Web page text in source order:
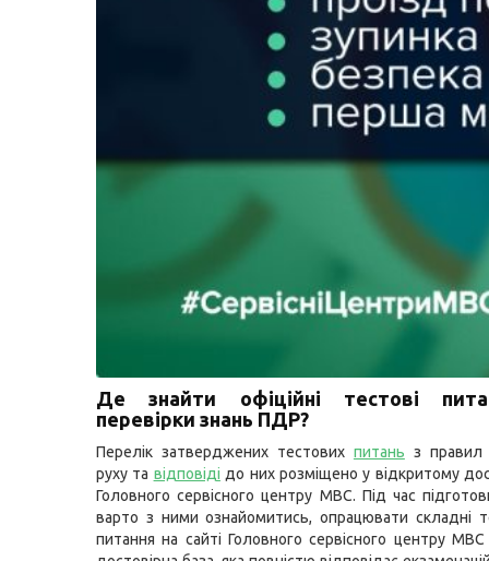
Де знайти офіційні тестові
перевірки знань ПДР?
Перелік затверджених тестових питань з правил
руху та відповіді до них розміщено у відкритому
Головного сервісного центру МВС. Під час
варто з ними ознайомитись, опрацювати складні
питання на сайті Головного сервісного центру